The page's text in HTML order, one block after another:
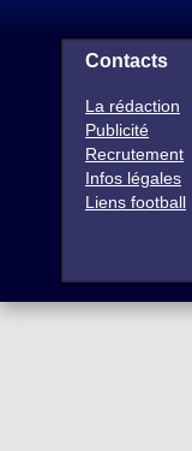
Contacts
La rédaction
Publicité
Recrutement
Infos légales
Liens football